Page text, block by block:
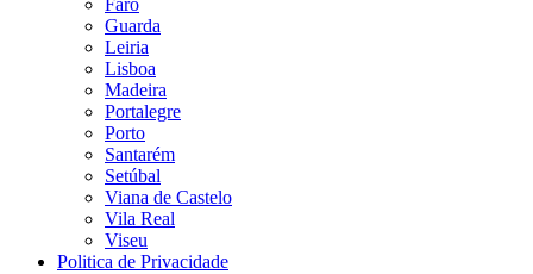
Faro
Guarda
Leiria
Lisboa
Madeira
Portalegre
Porto
Santarém
Setúbal
Viana de Castelo
Vila Real
Viseu
Politica de Privacidade